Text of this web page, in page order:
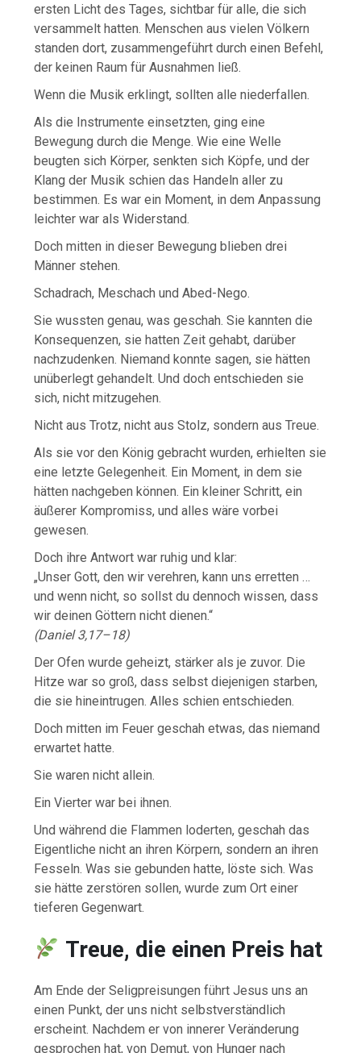
ersten Licht des Tages, sichtbar für alle, die sich
versammelt hatten. Menschen aus vielen Völkern
standen dort, zusammengeführt durch einen Befehl,
der keinen Raum für Ausnahmen ließ.
Wenn die Musik erklingt, sollten alle niederfallen.
Als die Instrumente einsetzten, ging eine
Bewegung durch die Menge. Wie eine Welle
beugten sich Körper, senkten sich Köpfe, und der
Klang der Musik schien das Handeln aller zu
bestimmen. Es war ein Moment, in dem Anpassung
leichter war als Widerstand.
Doch mitten in dieser Bewegung blieben drei
Männer stehen.
Schadrach, Meschach und Abed-Nego.
Sie wussten genau, was geschah. Sie kannten die
Konsequenzen, sie hatten Zeit gehabt, darüber
nachzudenken. Niemand konnte sagen, sie hätten
unüberlegt gehandelt. Und doch entschieden sie
sich, nicht mitzugehen.
Nicht aus Trotz, nicht aus Stolz, sondern aus Treue.
Als sie vor den König gebracht wurden, erhielten sie
eine letzte Gelegenheit. Ein Moment, in dem sie
hätten nachgeben können. Ein kleiner Schritt, ein
äußerer Kompromiss, und alles wäre vorbei
gewesen.
Doch ihre Antwort war ruhig und klar:
„Unser Gott, den wir verehren, kann uns erretten …
und wenn nicht, so sollst du dennoch wissen, dass
wir deinen Göttern nicht dienen.“
(Daniel 3,17–18)
Der Ofen wurde geheizt, stärker als je zuvor. Die
Hitze war so groß, dass selbst diejenigen starben,
die sie hineintrugen. Alles schien entschieden.
Doch mitten im Feuer geschah etwas, das niemand
erwartet hatte.
Sie waren nicht allein.
Ein Vierter war bei ihnen.
Und während die Flammen loderten, geschah das
Eigentliche nicht an ihren Körpern, sondern an ihren
Fesseln. Was sie gebunden hatte, löste sich. Was
sie hätte zerstören sollen, wurde zum Ort einer
tieferen Gegenwart.
Treue, die einen Preis hat
Am Ende der Seligpreisungen führt Jesus uns an
einen Punkt, der uns nicht selbstverständlich
erscheint. Nachdem er von innerer Veränderung
gesprochen hat, von Demut, von Hunger nach